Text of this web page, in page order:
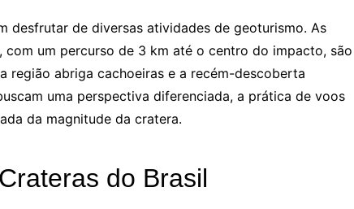
desfrutar de diversas atividades de geoturismo. As
um percurso de 3 km até o centro do impacto, são
região abriga cachoeiras e a recém-descoberta
uma perspectiva diferenciada, a prática de voos
da magnitude da cratera.
do Brasil